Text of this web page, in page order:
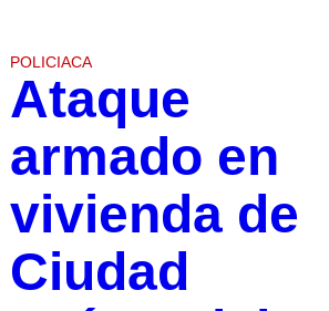
POLICIACA
Ataque
armado en
vivienda de
Ciudad